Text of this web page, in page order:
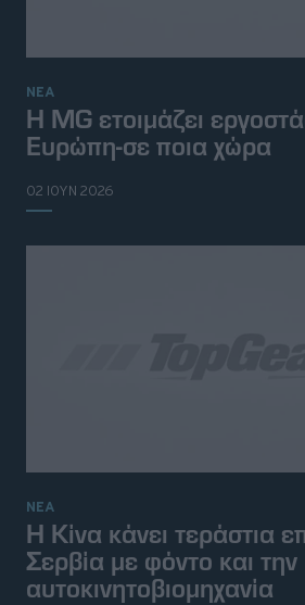
ΝΕΑ
Η MG ετοιμάζει
Ευρώπη-σε ποια χώρα
02 ΙΟΥΝ 2026
ΝΕΑ
Η Κίνα κάνει τεράστια
Σερβία με φόντο και την
αυτοκινητοβιομηχανία